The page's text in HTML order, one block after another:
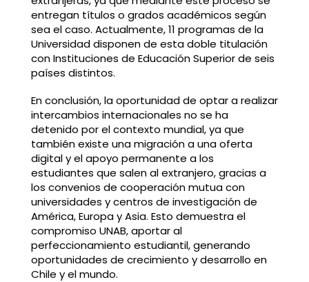
entregan títulos o grados académicos según
sea el caso. Actualmente, 11 programas de la
Universidad disponen de esta doble titulación
con Instituciones de Educación Superior de seis
países distintos.
En conclusión, la oportunidad de optar a realizar
intercambios internacionales no se ha
detenido por el contexto mundial, ya que
también existe una migración a una oferta
digital y el apoyo permanente a los
estudiantes que salen al extranjero, gracias a
los convenios de cooperación mutua con
universidades y centros de investigación de
América, Europa y Asia. Esto demuestra el
compromiso UNAB, aportar al
perfeccionamiento estudiantil, generando
oportunidades de crecimiento y desarrollo en
Chile y el mundo.